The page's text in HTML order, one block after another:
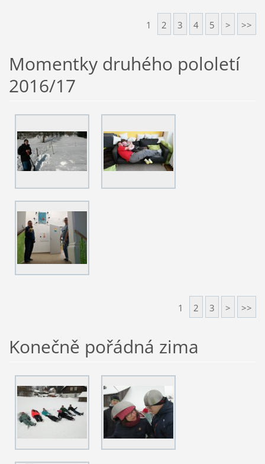
1 2 3 4 5 > >>
Momentky druhého pololetí
2016/17
1 2 3 > >>
Konečně pořádná zima